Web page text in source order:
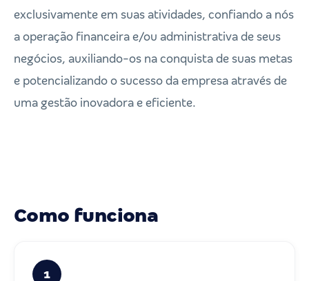
exclusivamente em suas atividades, confiando a nós
a operação financeira e/ou administrativa de seus
negócios, auxiliando-os na conquista de suas metas
e potencializando o sucesso da empresa através de
uma gestão inovadora e eficiente.
Como funciona
1